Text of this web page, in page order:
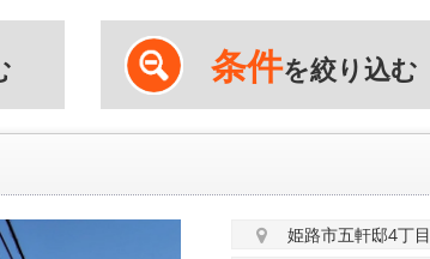
条件を絞り込む
姫路市五軒邸4丁目